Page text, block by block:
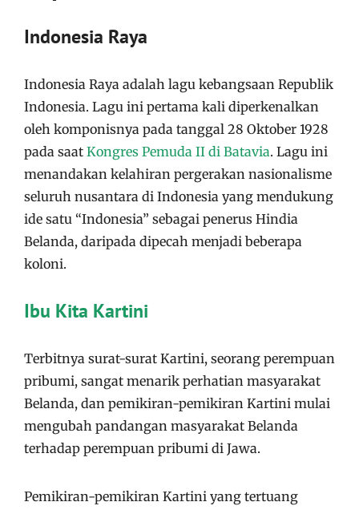
Indonesia Raya
Indonesia Raya adalah lagu kebangsaan Republik
Indonesia. Lagu ini pertama kali diperkenalkan
oleh komponisnya pada tanggal 28 Oktober 1928
pada saat Kongres Pemuda II di Batavia. Lagu ini
menandakan kelahiran pergerakan nasionalisme
seluruh nusantara di Indonesia yang mendukung
ide satu “Indonesia” sebagai penerus Hindia
Belanda, daripada dipecah menjadi beberapa
koloni.
Ibu Kita Kartini
Terbitnya surat-surat Kartini, seorang perempuan
pribumi, sangat menarik perhatian masyarakat
Belanda, dan pemikiran-pemikiran Kartini mulai
mengubah pandangan masyarakat Belanda
terhadap perempuan pribumi di Jawa.
Pemikiran-pemikiran Kartini yang tertuang